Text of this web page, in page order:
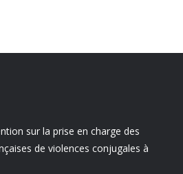
sur la prise en charge des
de violences conjugales à